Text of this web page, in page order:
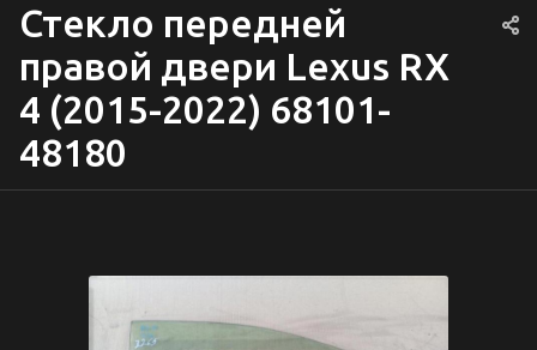
Стекло передней
правой двери Lexus RX
4 (2015-2022) 68101-
48180